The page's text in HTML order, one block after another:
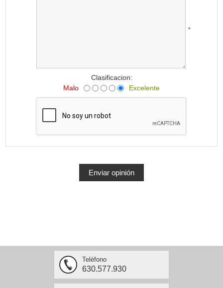
*
Clasificacion:
Malo
Excelente
Teléfono
630.577.930